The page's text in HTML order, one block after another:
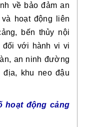
về bảo đảm an
hoạt động liên
bến thủy nội
đối với hành vi vi
an ninh đường
khu neo đậu
hoạt động cảng